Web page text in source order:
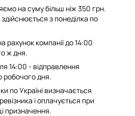
на суму більш ніж 350 грн.
з понеділка по
рахунок компанії до 14:00
ж дня.
14:00 - відправлення
робочого дня.
по Україні визначається
і оплачується при
призначення.